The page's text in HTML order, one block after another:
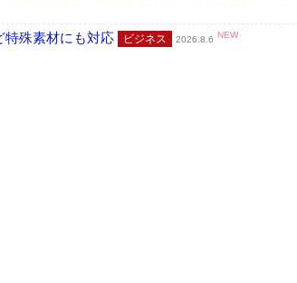
特殊素材にも対応 ビジネス 2026.8.6 NEW